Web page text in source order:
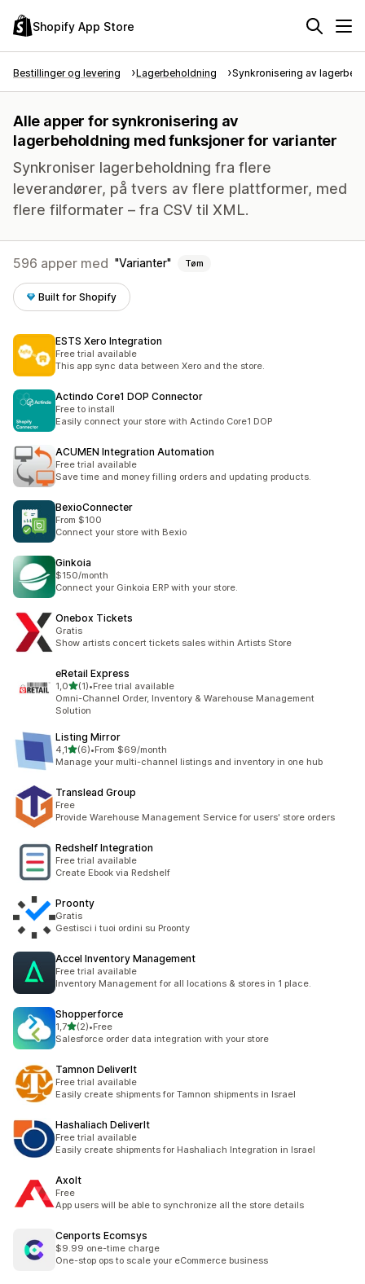
Shopify App Store
Bestillinger og levering Lagerbeholdning Synkronisering av
Alle apper for synkronisering av
lagerbeholdning med funksjoner for varianter
Synkroniser lagerbeholdning fra flere
leverandører, på tvers av flere plattformer, med
flere filformater – fra CSV til XML.
596 apper med Varianter Tøm
Built for Shopify
ESTS Xero Integration
Free trial available
This app sync data between Xero and the store.
Actindo Core1 DOP Connector
Free to install
Easily connect your store with Actindo Core1 DOP
ACUMEN Integration Automation
Free trial available
Save time and money filling orders and updating products.
BexioConnecter
From $100
Connect your store with Bexio
Ginkoia
$150/month
Connect your Ginkoia ERP with your store.
Onebox Tickets
Gratis
Show artists concert tickets sales within Artists Store
eRetail Express
1,0av 5 stjerner
(1)
Totalt 1 omtaler
•Free trial available
Omni-Channel Order, Inventory & Warehouse Management
Solution
Listing Mirror
4,1av 5 stjerner
(6)
Totalt 6 omtaler
•From $69/month
Manage your multi-channel listings and inventory in one hub
Translead Group
Free
Provide Warehouse Management Service for users' store orders
Redshelf Integration
Free trial available
Create Ebook via Redshelf
Proonty
Gratis
Gestisci i tuoi ordini su Proonty
Accel Inventory Management
Free trial available
Inventory Management for all locations & stores in 1 place.
Shopperforce
1,7av 5 stjerner
(2)
Totalt 2 omtaler
•Free
Salesforce order data integration with your store
Tamnon DeliverIt
Free trial available
Easily create shipments for Tamnon shipments in Israel
Hashaliach DeliverIt
Free trial available
Easily create shipments for Hashaliach Integration in Israel
Axolt
Free
App users will be able to synchronize all the store details
Cenports Ecomsys
$9.99 one-time charge
One-stop ops to scale your eCommerce business